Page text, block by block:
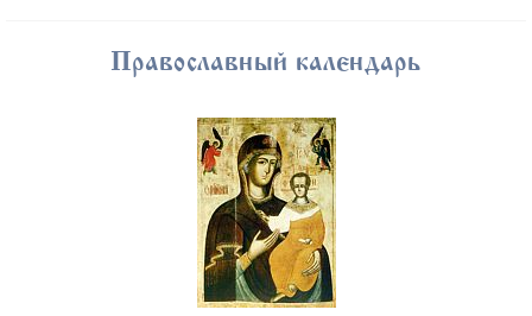
Православный календарь